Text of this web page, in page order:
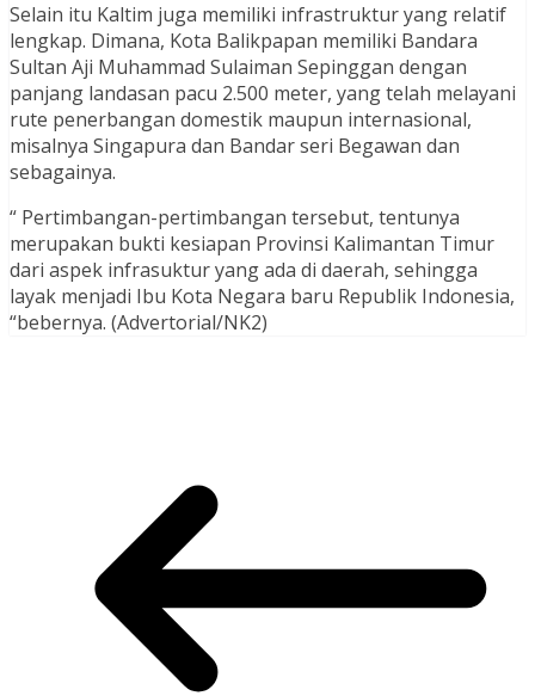
Selain itu Kaltim juga memiliki infrastruktur yang relatif
lengkap. Dimana, Kota Balikpapan memiliki Bandara
Sultan Aji Muhammad Sulaiman Sepinggan dengan
panjang landasan pacu 2.500 meter, yang telah melayani
rute penerbangan domestik maupun internasional,
misalnya Singapura dan Bandar seri Begawan dan
sebagainya.
“ Pertimbangan-pertimbangan tersebut, tentunya
merupakan bukti kesiapan Provinsi Kalimantan Timur
dari aspek infrasuktur yang ada di daerah, sehingga
layak menjadi Ibu Kota Negara baru Republik Indonesia,
“bebernya. (Advertorial/NK2)